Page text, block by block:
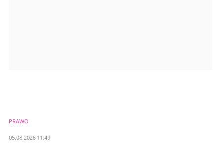
PRAWO
05.08.2026 11:49